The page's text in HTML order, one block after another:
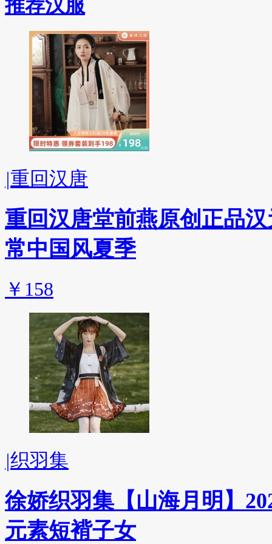
推荐汉服
|重回汉唐
重回汉唐堂前燕原创正品
常中国风夏季
￥158
|织羽集
徐娇织羽集【山海月明】
元素短褙子女